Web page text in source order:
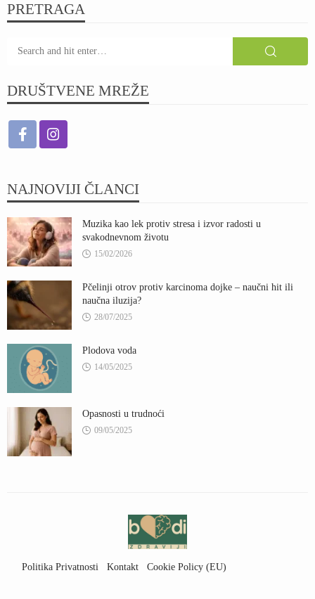
PRETRAGA
DRUŠTVENE MREŽE
NAJNOVIJI ČLANCI
Muzika kao lek protiv stresa i izvor radosti u
svakodnevnom životu
15/02/2026
Pčelinji otrov protiv karcinoma dojke – naučni hit ili
naučna iluzija?
28/07/2025
Plodova voda
14/05/2025
Opasnosti u trudnoći
09/05/2025
Politika Privatnosti Kontakt Cookie Policy (EU)